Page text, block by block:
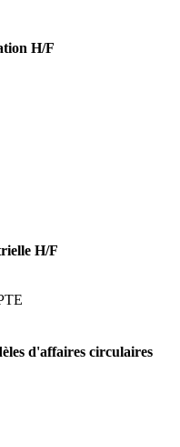
H/F
H/F
d'affaires circulaires